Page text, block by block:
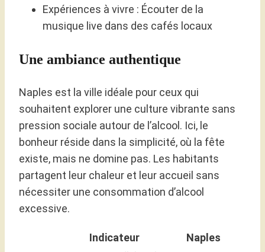
Expériences à vivre : Écouter de la
musique live dans des cafés locaux
Une ambiance authentique
Naples est la ville idéale pour ceux qui
souhaitent explorer une culture vibrante sans
pression sociale autour de l’alcool. Ici, le
bonheur réside dans la simplicité, où la fête
existe, mais ne domine pas. Les habitants
partagent leur chaleur et leur accueil sans
nécessiter une consommation d’alcool
excessive.
Indicateur
Naples